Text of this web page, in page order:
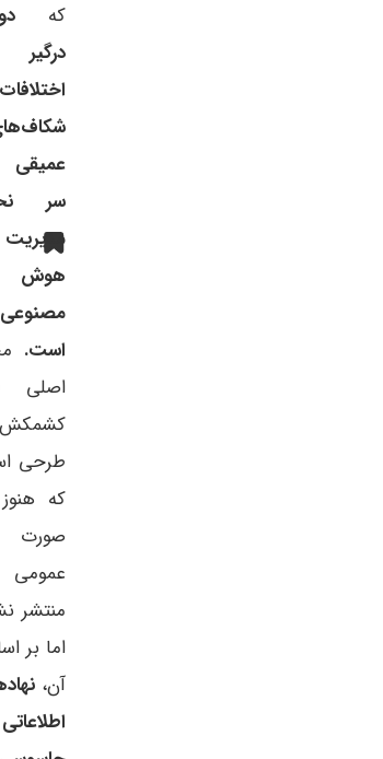
که
درگیر
سر
مدیریت
هوش
مصنوعی
است.
اصلی
طرحی
که
صورت
عمومی
منتشر
اما بر
آن،